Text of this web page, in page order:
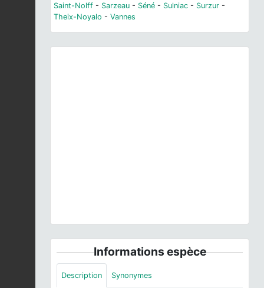
Saint-Nolff - Sarzeau - Séné - Sulniac - Surzur -
Theix-Noyalo - Vannes
Informations espèce
Description Synonymes